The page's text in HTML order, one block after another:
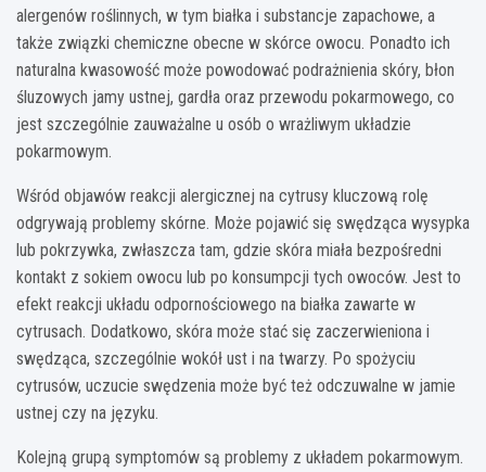
alergenów roślinnych, w tym białka i substancje zapachowe, a
także związki chemiczne obecne w skórce owocu. Ponadto ich
naturalna kwasowość może powodować podrażnienia skóry, błon
śluzowych jamy ustnej, gardła oraz przewodu pokarmowego, co
jest szczególnie zauważalne u osób o wrażliwym układzie
pokarmowym.
Wśród objawów reakcji alergicznej na cytrusy kluczową rolę
odgrywają problemy skórne. Może pojawić się swędząca wysypka
lub pokrzywka, zwłaszcza tam, gdzie skóra miała bezpośredni
kontakt z sokiem owocu lub po konsumpcji tych owoców. Jest to
efekt reakcji układu odpornościowego na białka zawarte w
cytrusach. Dodatkowo, skóra może stać się zaczerwieniona i
swędząca, szczególnie wokół ust i na twarzy. Po spożyciu
cytrusów, uczucie swędzenia może być też odczuwalne w jamie
ustnej czy na języku.
Kolejną grupą symptomów są problemy z układem pokarmowym.